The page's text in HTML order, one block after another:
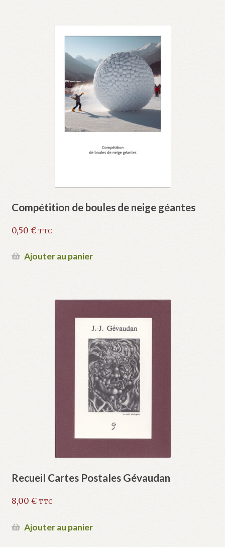
Compétition de boules de neige géantes
0,50 € TTC
Ajouter au panier
Recueil Cartes Postales Gévaudan
8,00 € TTC
Ajouter au panier